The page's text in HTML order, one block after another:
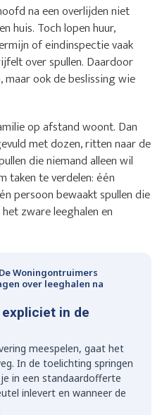
na een overlijden niet
huis. Toch lopen huur,
of eindinspectie vaak
over spullen. Daardoor
ook de beslissing wie
op afstand woont. Dan
met dozen, ritten naar de
die niemand alleen wil
taken te verdelen: één
persoon bewaakt spullen die
zware leeghalen en
Woningontruimers
over leeghalen na
in de
meespelen, gaat het
In de toelichting springen
in een standaardofferte
inlevert en wanneer de